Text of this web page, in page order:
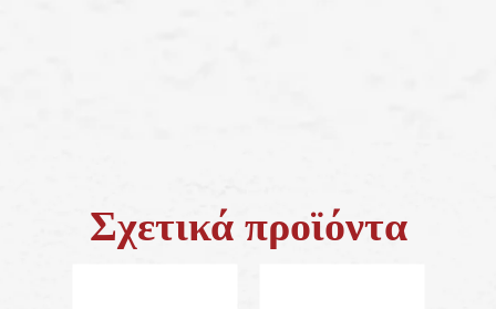
Σχετικά προϊόντα